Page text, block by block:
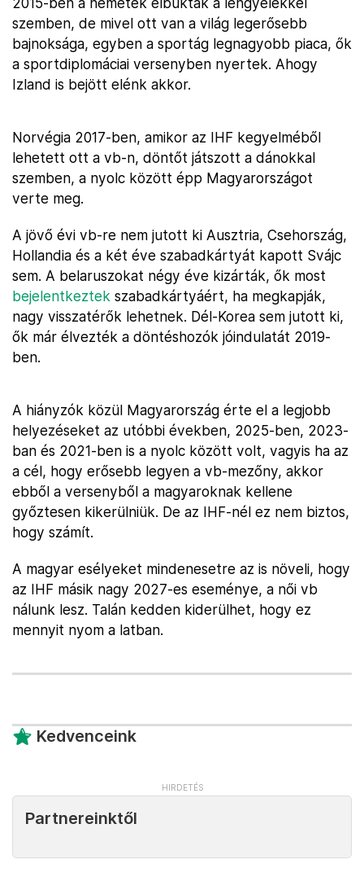
szemben, de mivel ott van a világ legerősebb
bajnoksága, egyben a sportág legnagyobb piaca, ők
a sportdiplomáciai versenyben nyertek. Ahogy
Izland is bejött elénk akkor.
Norvégia 2017-ben, amikor az IHF kegyelméből
lehetett ott a vb-n, döntőt játszott a dánokkal
szemben, a nyolc között épp Magyarországot
verte meg.
A jövő évi vb-re nem jutott ki Ausztria, Csehország,
Hollandia és a két éve szabadkártyát kapott Svájc
sem. A belaruszokat négy éve kizárták, ők most
bejelentkeztek szabadkártyáért, ha megkapják,
nagy visszatérők lehetnek. Dél-Korea sem jutott ki,
ők már élvezték a döntéshozók jóindulatát 2019-
ben.
A hiányzók közül Magyarország érte el a legjobb
helyezéseket az utóbbi években, 2025-ben, 2023-
ban és 2021-ben is a nyolc között volt, vagyis ha az
a cél, hogy erősebb legyen a vb-mezőny, akkor
ebből a versenyből a magyaroknak kellene
győztesen kikerülniük. De az IHF-nél ez nem biztos,
hogy számít.
A magyar esélyeket mindenesetre az is növeli, hogy
az IHF másik nagy 2027-es eseménye, a női vb
nálunk lesz. Talán kedden kiderülhet, hogy ez
mennyit nyom a latban.
Kedvenceink
Partnereinktől